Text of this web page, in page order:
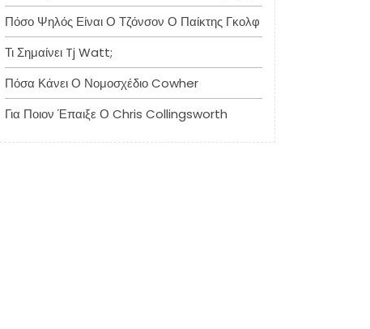
Πόσο Ψηλός Είναι Ο Τζόνσον Ο Παίκτης Γκολφ
Τι Σημαίνει Tj Watt;
Πόσα Κάνει Ο Νομοσχέδιο Cowher
Για Ποιον Έπαιξε Ο Chris Collingsworth